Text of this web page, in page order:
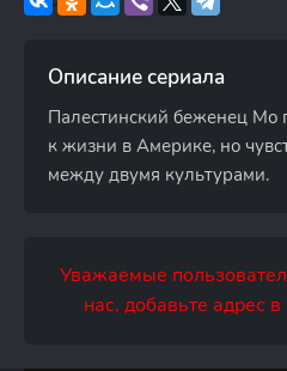
Описание сериала
Палестинский беженец Мо
к жизни в Америке, но
между двумя культурами.
Уважаемые
нас, добавьте адрес